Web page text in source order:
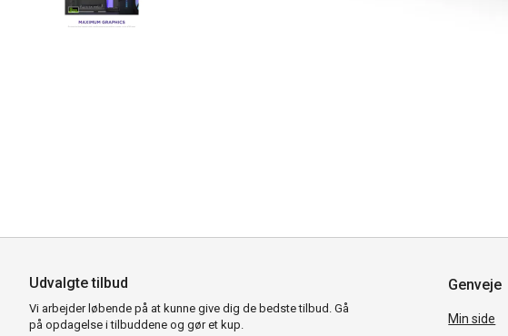
Udvalgte tilbud
Vi arbejder løbende på at kunne give dig de bedste tilbud. Gå
på opdagelse i tilbuddene og gør et kup.
Genveje
Min side